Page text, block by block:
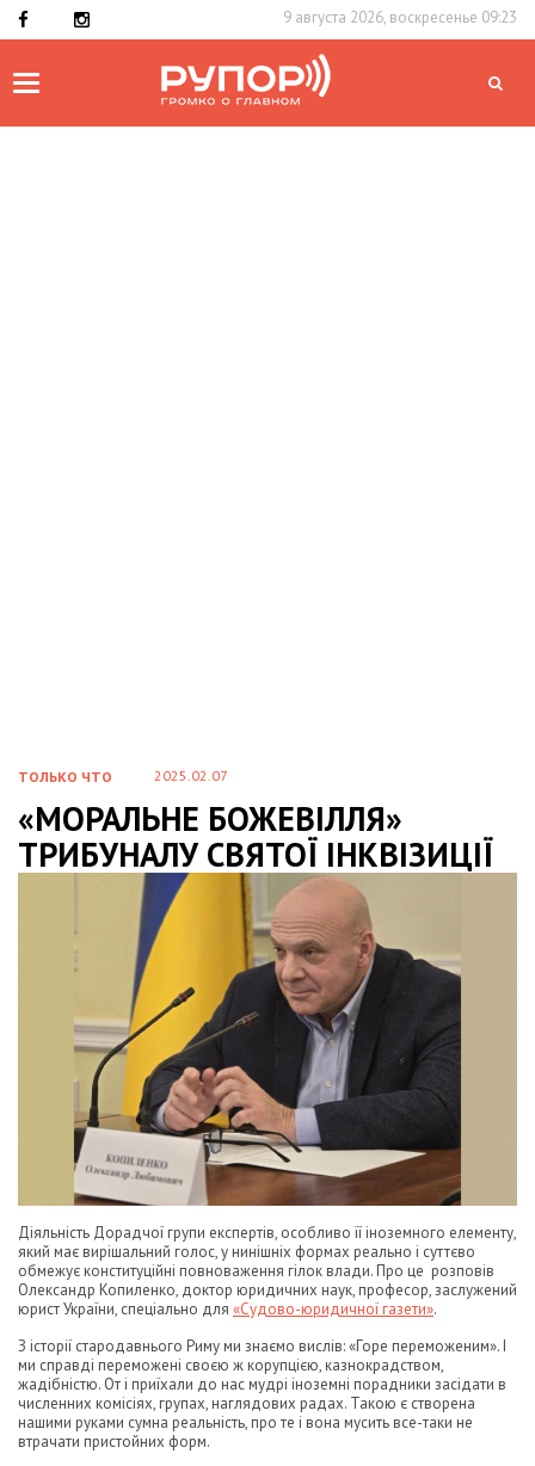
9 августа 2026, воскресенье 09:23
Toggle
ТОЛЬКО ЧТО 2025.02.07
«МОРАЛЬНЕ БОЖЕВІЛЛЯ»
ТРИБУНАЛУ СВЯТОЇ ІНКВІЗИЦІЇ
Діяльність Дорадчої групи експертів, особливо її іноземного елементу,
який має вирішальний голос, у нинішніх формах реально і суттєво
обмежує конституційні повноваження гілок влади. Про це розповів
Олександр Копиленко, доктор юридичних наук, професор, заслужений
юрист України, спеціально для «Судово-юридичної газети».
З історії стародавнього Риму ми знаємо вислів: «Горе переможеним». І
ми справді переможені своєю ж корупцією, казнокрадством,
жадібністю. От і приїхали до нас мудрі іноземні порадники засідати в
численних комісіях, групах, наглядових радах. Такою є створена
нашими руками сумна реальність, про те і вона мусить все-таки не
втрачати пристойних форм.